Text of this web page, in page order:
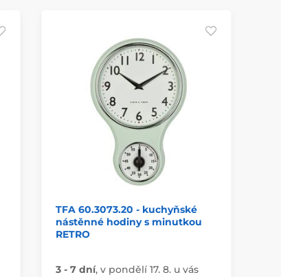
TFA 60.3073.20 - kuchyňské
nástěnné hodiny s minutkou
RETRO
3 - 7 dní, v pondělí 17. 8. u vás